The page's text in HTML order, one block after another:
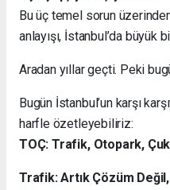
Bu üç temel sorun
anlayışı, İstanbul’da büyük
Aradan yıllar geçti. Peki
Bugün İstanbul’un karşı
harfle özetleyebiliriz:
TOÇ: Trafik, Otopark,
Trafik: Artık Çözüm